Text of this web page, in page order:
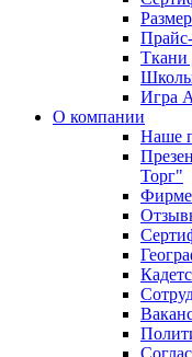
Ткани
Игра
О компании
Наше
Торг"